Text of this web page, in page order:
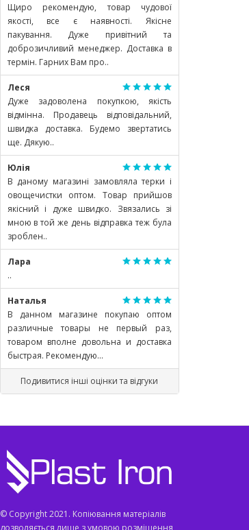
Щиро рекомендую, товар чудової
якості, все є наявності. Якісне
пакування. Дуже привітний та
доброзичливий менеджер. Доставка в
термін. Гарних Вам про..
Леся
Дуже задоволена покупкою, якість
відмінна. Продавець відповідальний,
швидка доставка. Будемо звертатись
ще. Дякую..
Юлія
В даному магазині замовляла терки і
овощечистки оптом. Товар прийшов
якісний і дуже швидко. Звязались зі
мною в той же день відправка теж була
зроблен..
Лара
..
Наталья
В данном магазине покупаю оптом
различные товары не первый раз,
товаром вполне довольна и доставка
быстрая. Рекомендую...
Подивитися інші оцінки та відгуки
© Copyright 2021. Копіювання матеріалів
дозволяється лише з умовою розміщення